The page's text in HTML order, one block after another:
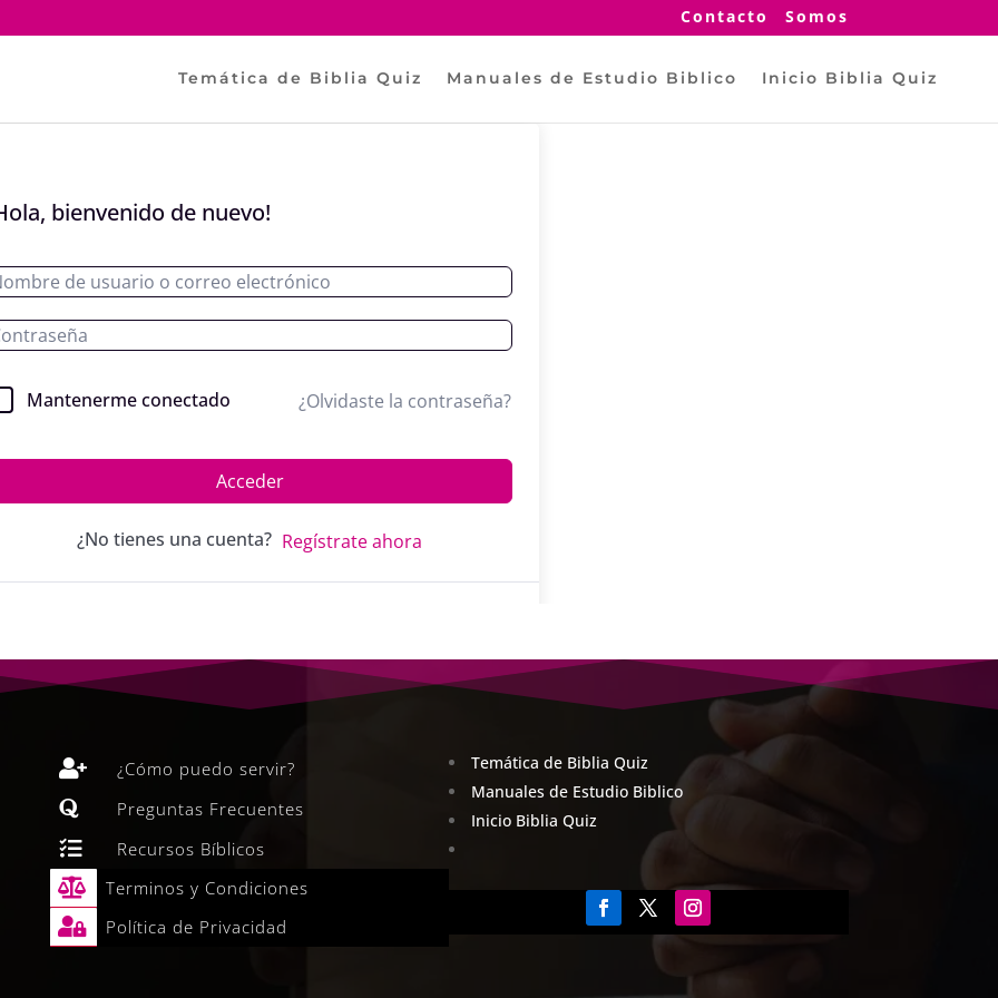
Contacto Somos
Temática de Biblia Quiz Manuales de Estudio Biblico Inicio Biblia Quiz
bienvenido de nuevo!
Mantenerme conectado ¿Olvidaste la contraseña?
Acceder
¿No tienes una cuenta? Regístrate ahora
 ¿Cómo puedo servir?
 Preguntas Frecuentes
 Recursos Bíblicos
 Terminos y Condiciones
 Política de Privacidad
Temática de Biblia Quiz
Manuales de Estudio Biblico
Inicio Biblia Quiz